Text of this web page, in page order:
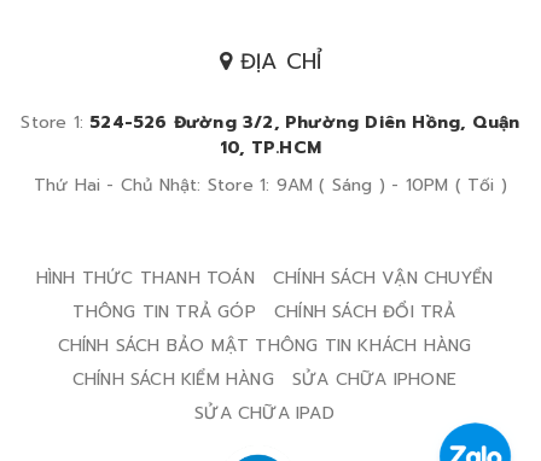
ĐỊA CHỈ
Store 1: 524-526 Đường 3/2, Phường Diên Hồng, Quận
10, TP.HCM
Thứ Hai - Chủ Nhật: Store 1: 9AM ( Sáng ) - 10PM ( Tối )
HÌNH THỨC THANH TOÁN
CHÍNH SÁCH VẬN CHUYỂN
THÔNG TIN TRẢ GÓP
CHÍNH SÁCH ĐỔI TRẢ
CHÍNH SÁCH BẢO MẬT THÔNG TIN KHÁCH HÀNG
CHÍNH SÁCH KIỂM HÀNG
SỬA CHỮA IPHONE
SỬA CHỮA IPAD